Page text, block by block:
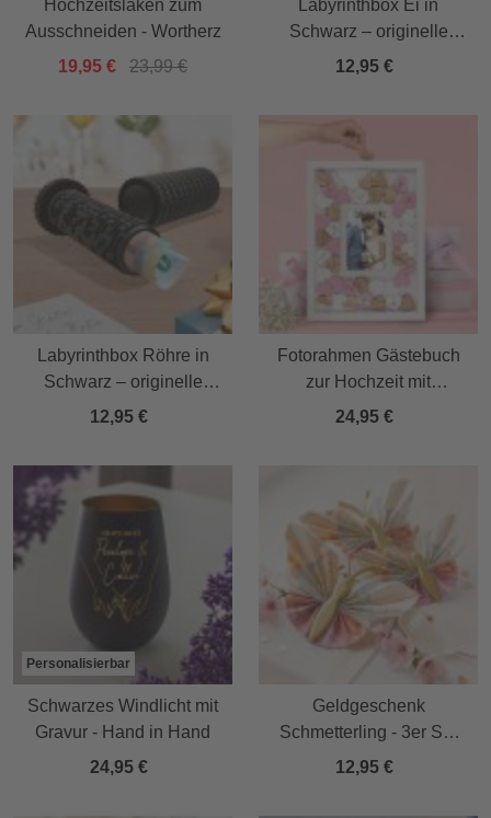
Hochzeitslaken zum
Ausschneiden - Wortherz
19,95 €
23,99 €
Labyrinthbox Ei in
Schwarz – originelle
Geschenkbox für Geld,
12,95 €
Labyrinthbox Röhre in
Schwarz – originelle
Geschenkverpackung
12,95 €
Fotorahmen Gästebuch
zur Hochzeit mit
Holzherzen
24,95 €
Personalisierbar
Schwarzes Windlicht mit
Gravur - Hand in Hand
24,95 €
Geldgeschenk
Schmetterling - 3er Set
Geschenkverpackung für
12,95 €